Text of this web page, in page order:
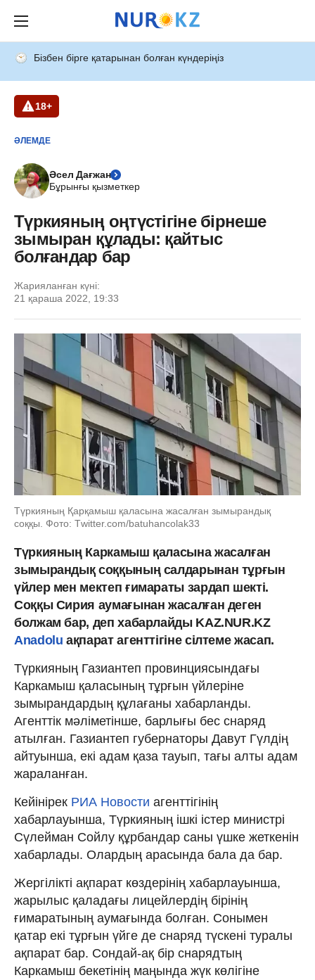
Бізбен бірге қатарынан болған күндеріңіз
18+
ӘЛЕМДЕ
Әсел Дағжан
Бұрынғы қызметкер
Түркияның оңтүстігіне бірнеше
зымыран құлады: қайтыс
болғандар бар
Жарияланған күні:
21 қараша 2022, 19:33
Түркияның Қарқамыш қаласына жасалған зымырандық
соққы. Фото: Тwitter.com/batuhancolak33
Түркияның Каркамыш қаласына жасалған
зымырандық соққының салдарынан тұрғын
үйлер мен мектеп ғимараты зардап шекті.
Соққы Сирия аумағынан жасалған деген
болжам бар, деп хабарлайды KAZ.NUR.KZ
Anadolu ақпарат агенттігіне сілтеме жасап.
Түркияның Газиантеп провинциясындағы
Каркамыш қаласының тұрғын үйлеріне
зымырандардың құлағаны хабарланды.
Агенттік мәліметінше, барлығы бес снаряд
атылған. Газиантеп губернаторы Давут Гүлдің
айтуынша, екі адам қаза тауып, тағы алты адам
жараланған.
Кейінірек РИА Новости агенттігінің
хабарлауынша, Түркияның ішкі істер министрі
Сүлейман Сойлу құрбандар саны үшке жеткенін
хабарлады. Олардың арасында бала да бар.
Жергілікті ақпарат көздерінің хабарлауынша,
жарылыс қаладағы лицейлердің бірінің
ғимаратының аумағында болған. Сонымен
қатар екі тұрғын үйге де снаряд түскені туралы
ақпарат бар. Сондай-ақ бір снарядтың
Каркамыш бекетінің маңында жүк көлігіне